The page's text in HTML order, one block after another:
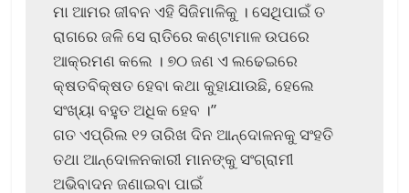
ମା ଆମର ଜୀବନ ଏହି ସିଜିମାଳିକୁ । ସେଥିପାଇଁ ତ
ରାଗରେ ଜଳି ସେ ରାତିରେ କଣ୍ଟାମାଳ ଉପରେ
ଆକ୍ରମଣ କଲେ । ୭୦ ଜଣ ଏ ଲଢେଇରେ
କ୍ଷତବିକ୍ଷତ ହେବା କଥା କୁହାଯାଉଛି, ହେଲେ
ସଂଖ୍ୟା ବହୁତ ଅଧିକ ହେବ ।”
ଗତ ଏପ୍ରିଲ ୧୨ ତାରିଖ ଦିନ ଆନ୍ଦୋଳନକୁ ସଂହତି
ତଥା ଆନ୍ଦୋଳନକାରୀ ମାନଙ୍କୁ ସଂଗ୍ରାମୀ
ଅଭିବାଦନ ଜଣାଇବା ପାଇଁ